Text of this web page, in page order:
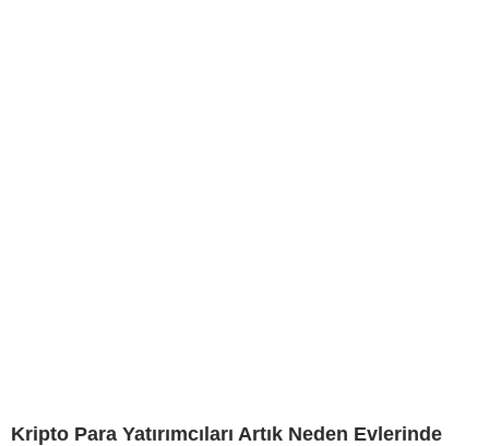
Kripto Para Yatırımcıları Artık Neden Evlerinde